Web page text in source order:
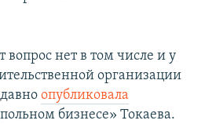
вопрос нет в том числе и у
организации
опубликовала
бизнесе» Токаева.